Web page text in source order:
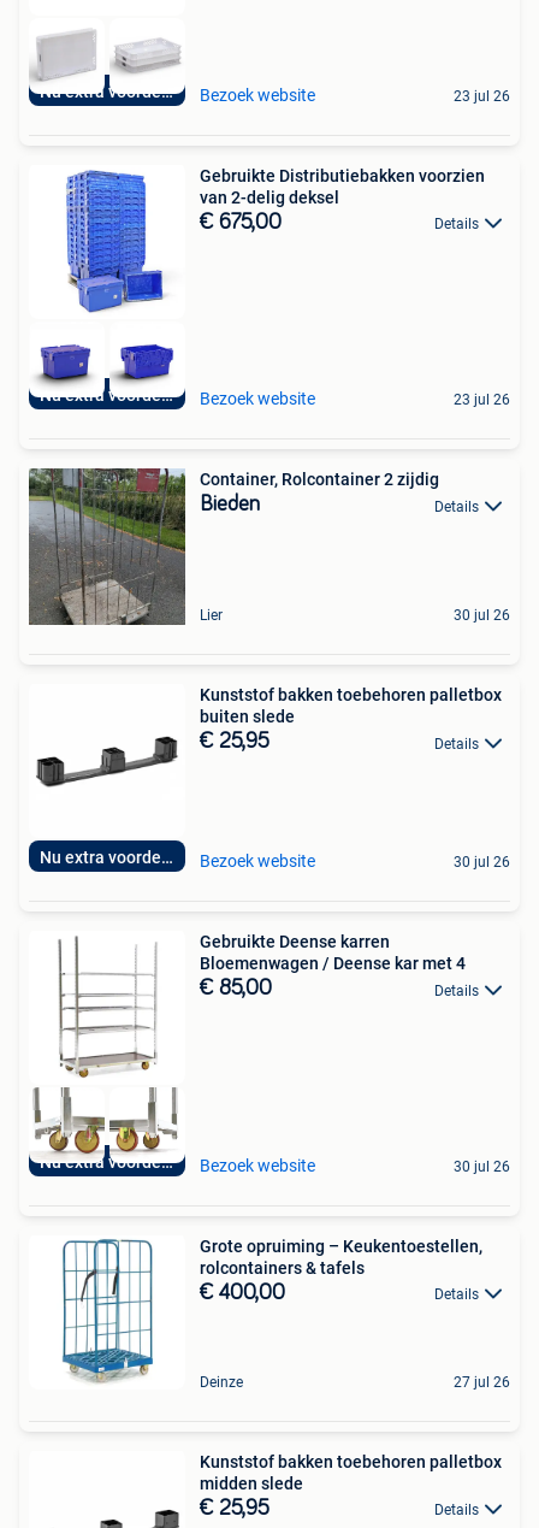
Nu extra voordelig Bezoek website 23 jul 26
Nu extra voordelig
Gebruikte Distributiebakken voorzien
van 2-delig deksel
€ 675,00 Details
Bezoek website 23 jul 26
Container, Rolcontainer 2 zijdig
Bieden Details
Lier 30 jul 26
Nu extra voordelig
Kunststof bakken toebehoren palletbox
buiten slede
€ 25,95 Details
Bezoek website 30 jul 26
Nu extra voordelig
Gebruikte Deense karren
Bloemenwagen / Deense kar met 4
€ 85,00 Details
Bezoek website 30 jul 26
Grote opruiming – Keukentoestellen,
rolcontainers & tafels
€ 400,00 Details
Deinze 27 jul 26
Kunststof bakken toebehoren palletbox
midden slede
€ 25,95 Details